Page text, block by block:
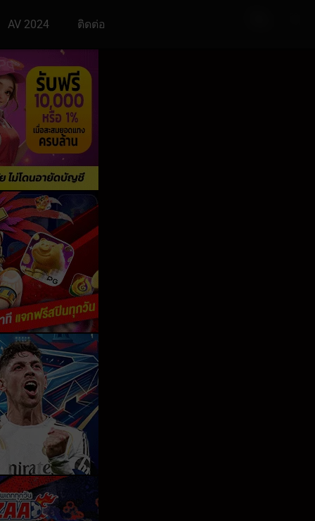
AV 2024 ติดต่อ